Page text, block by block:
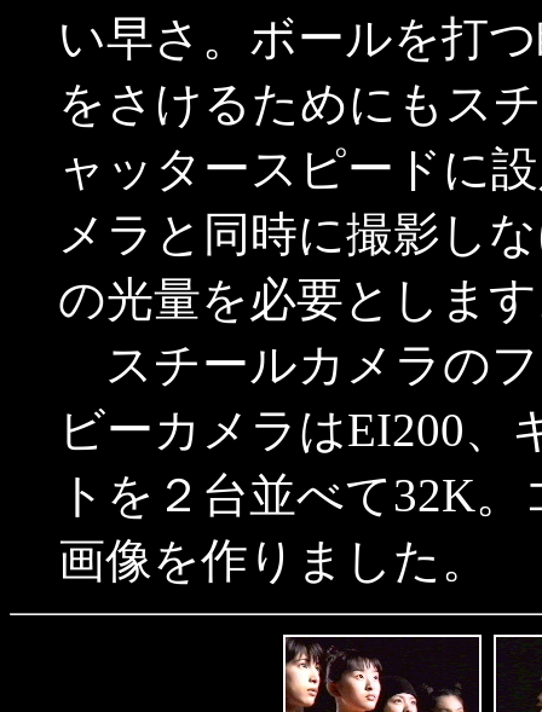
い早さ。ボールを打
をさけるためにもス
ャッタースピードに
メラと同時に撮影し
の光量を必要としま
スチールカメラの
ビーカメラはEI200、
トを２台並べて32K
画像を作りました。